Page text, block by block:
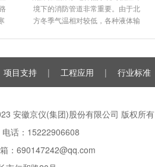
境下的消防管道非常重要。由于北
方冬季气温相对较低，各种液体输
项目支持 | 工程应用 | 行业标准
安徽京仪(集团)股份有限公司 版权所有
话：15222906608
：690147242@qq.com